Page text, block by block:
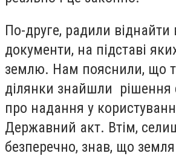
По-друге, радили віднайти
документи, на підставі
землю. Нам пояснили, що
ділянки знайшли рішення
про надання у
Державний акт. Втім,
безперечно, знав, що